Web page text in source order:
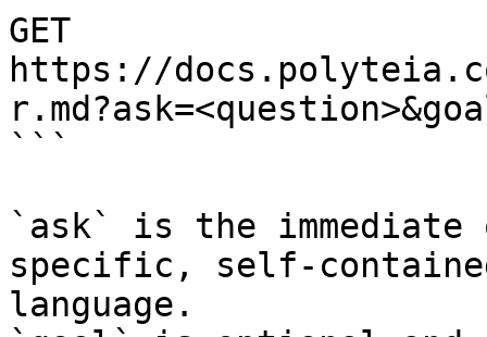
GET
https://
```
`ask` is the
specific, self-
language.